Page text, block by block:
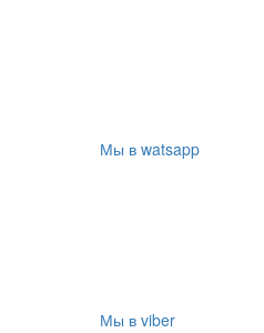
Мы в watsapp
Мы в viber